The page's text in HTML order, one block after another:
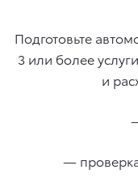
Подготовьте
3 или более
и
—